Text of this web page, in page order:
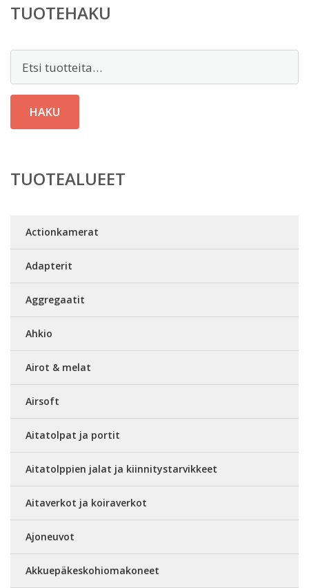
TUOTEHAKU
HAKU
TUOTEALUEET
Actionkamerat
Adapterit
Aggregaatit
Ahkio
Airot & melat
Airsoft
Aitatolpat ja portit
Aitatolppien jalat ja kiinnitystarvikkeet
Aitaverkot ja koiraverkot
Ajoneuvot
Akkuepäkeskohiomakoneet